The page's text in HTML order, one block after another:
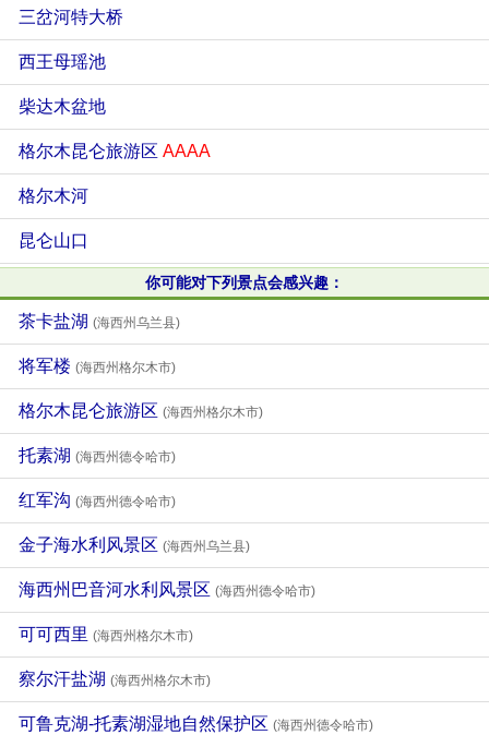
三岔河特大桥
西王母瑶池
柴达木盆地
格尔木昆仑旅游区 AAAA
格尔木河
昆仑山口
你可能对下列景点会感兴趣：
茶卡盐湖 (海西州乌兰县)
将军楼 (海西州格尔木市)
格尔木昆仑旅游区 (海西州格尔木市)
托素湖 (海西州德令哈市)
红军沟 (海西州德令哈市)
金子海水利风景区 (海西州乌兰县)
海西州巴音河水利风景区 (海西州德令哈市)
可可西里 (海西州格尔木市)
察尔汗盐湖 (海西州格尔木市)
可鲁克湖-托素湖湿地自然保护区 (海西州德令哈市)